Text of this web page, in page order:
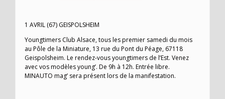
1 AVRIL (67) GEISPOLSHEIM
Youngtimers Club Alsace, tous les premier samedi du mois
au Pôle de la Miniature, 13 rue du Pont du Péage, 67118
Geispolsheim. Le rendez-vous youngtimers de l’Est. Venez
avec vos modèles young’. De 9h à 12h. Entrée libre.
MINAUTO mag’ sera présent lors de la manifestation.